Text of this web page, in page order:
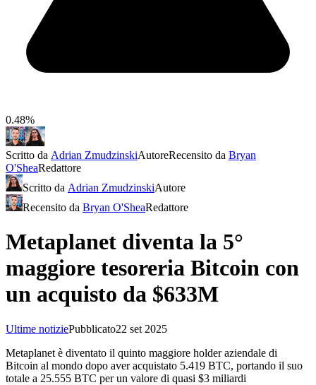
0.48%
Scritto da Adrian ZmudzinskiAutoreRecensito da Bryan
O'SheaRedattore
Scritto da Adrian ZmudzinskiAutore
Recensito da Bryan O'SheaRedattore
Metaplanet diventa la 5°
maggiore tesoreria Bitcoin con
un acquisto da $633M
Ultime notiziePubblicato22 set 2025
Metaplanet è diventato il quinto maggiore holder aziendale di
Bitcoin al mondo dopo aver acquistato 5.419 BTC, portando il suo
totale a 25.555 BTC per un valore di quasi $3 miliardi